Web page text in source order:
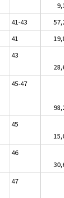
41-43
41
43
45-47
45
46
47